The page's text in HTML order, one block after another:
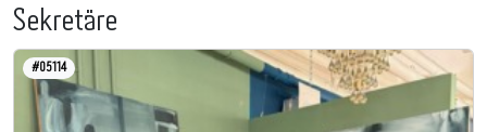
Sekretäre
#05114